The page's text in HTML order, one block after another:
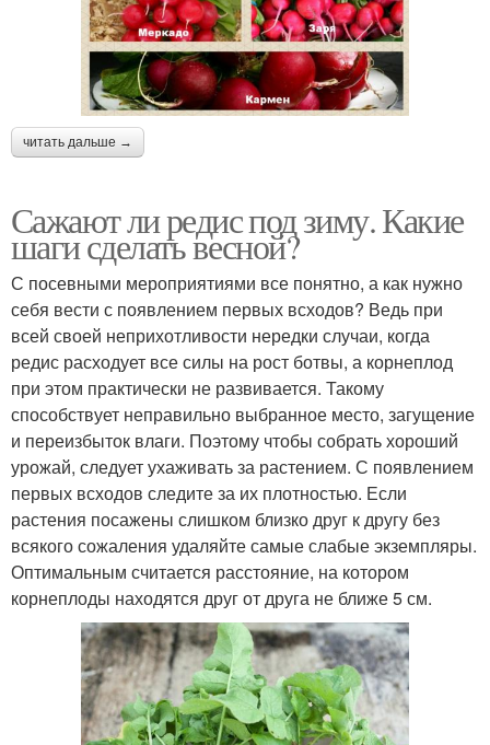
читать дальше →
Сажают ли редис под зиму. Какие
шаги сделать весной?
С посевными мероприятиями все понятно, а как нужно
себя вести с появлением первых всходов? Ведь при
всей своей неприхотливости нередки случаи, когда
редис расходует все силы на рост ботвы, а корнеплод
при этом практически не развивается. Такому
способствует неправильно выбранное место, загущение
и переизбыток влаги. Поэтому чтобы собрать хороший
урожай, следует ухаживать за растением. С появлением
первых всходов следите за их плотностью. Если
растения посажены слишком близко друг к другу без
всякого сожаления удаляйте самые слабые экземпляры.
Оптимальным считается расстояние, на котором
корнеплоды находятся друг от друга не ближе 5 см.